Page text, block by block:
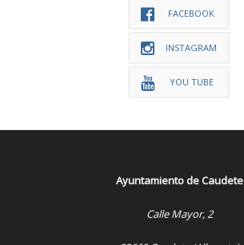
FACEBOOK
INSTAGRAM
YOU TUBE
Ayuntamiento de Caudete
Calle Mayor, 2